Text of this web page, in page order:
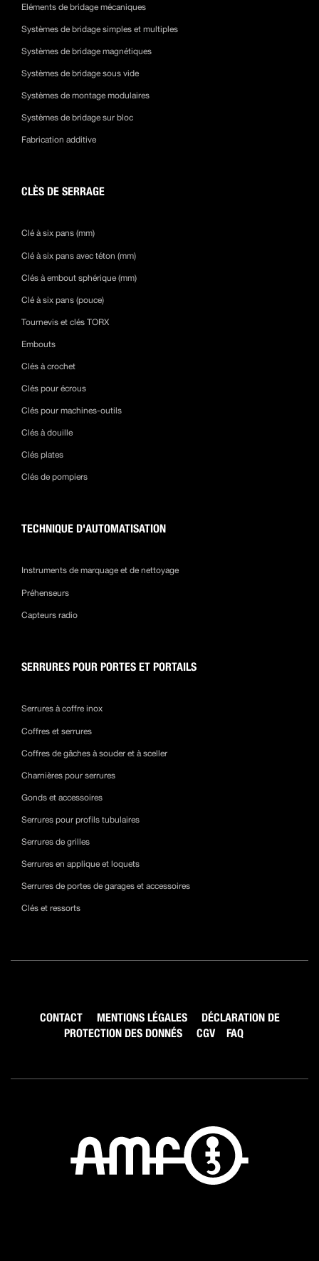
Eléments de bridage mécaniques
Systèmes de bridage simples et multiples
Systèmes de bridage magnétiques
Systèmes de bridage sous vide
Systèmes de montage modulaires
Systèmes de bridage sur bloc
Fabrication additive
CLÈS DE SERRAGE
Clé à six pans (mm)
Clé à six pans avec téton (mm)
Clés à embout sphérique (mm)
Clé à six pans (pouce)
Tournevis et clés TORX
Embouts
Clés à crochet
Clés pour écrous
Clés pour machines-outils
Clés à douille
Clés plates
Clés de pompiers
TECHNIQUE D'AUTOMATISATION
Instruments de marquage et de nettoyage
Préhenseurs
Capteurs radio
SERRURES POUR PORTES ET PORTAILS
Serrures à coffre inox
Coffres et serrures
Coffres de gâches à souder et à sceller
Charnières pour serrures
Gonds et accessoires
Serrures pour profils tubulaires
Serrures de grilles
Serrures en applique et loquets
Serrures de portes de garages et accessoires
Clés et ressorts
CONTACT MENTIONS LÉGALES
DÉCLARATION DE
PROTECTION DES DONNÉS
CGV FAQ